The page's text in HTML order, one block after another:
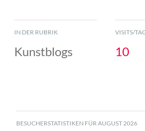
IN DER RUBRIK
Kunstblogs
VISITS/
10
BESUCHERSTATISTIKEN FÜR AUGUST 2026